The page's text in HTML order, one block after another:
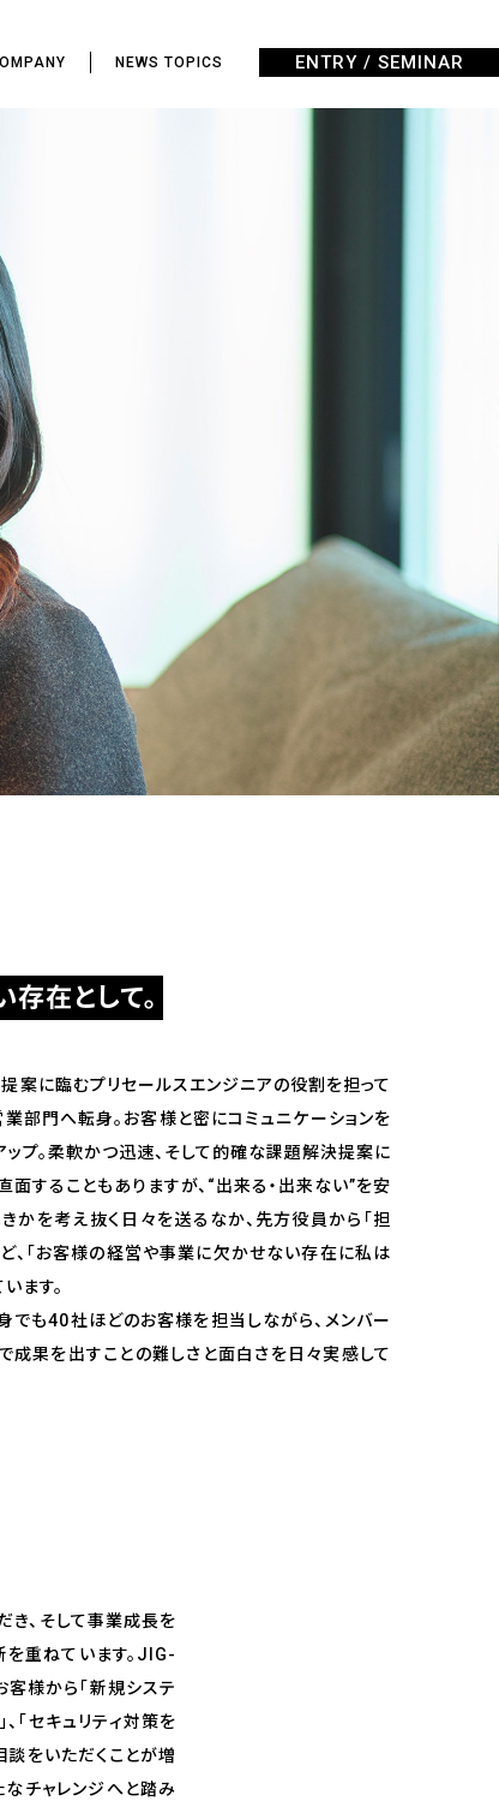
NEWS TOPICS ENTRY / SEMINAR
在として。
案に臨むプリセールスエンジニアの役割を担って
部門へ転身。お客様と密にコミュニケーションを
プ。柔軟かつ迅速、そして的確な課題解決提案に
することもありますが、“出来る・出来ない”を安
かを考え抜く日々を送るなか、先方役員から「担
、「お客様の経営や事業に欠かせない存在に私は
ます。
でも40社ほどのお客様を担当しながら、メンバー
成果を出すことの難しさと面白さを日々実感して
き、そして事業成長を
を重ねています。JIG-
客様から「新規システ
「セキュリティ対策を
談をいただくことが増
チャレンジへと踏み